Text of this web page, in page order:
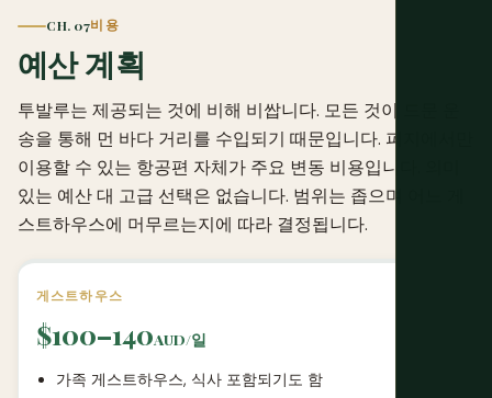
CH. 07비용
예산 계획
투발루는 제공되는 것에 비해 비쌉니다. 모든 것이 드문 운
송을 통해 먼 바다 거리를 수입되기 때문입니다. 피지에서만
이용할 수 있는 항공편 자체가 주요 변동 비용입니다. 의미
있는 예산 대 고급 선택은 없습니다. 범위는 좁으며 어느 게
스트하우스에 머무르는지에 따라 결정됩니다.
게스트하우스
$100–140AUD/일
가족 게스트하우스, 식사 포함되기도 함